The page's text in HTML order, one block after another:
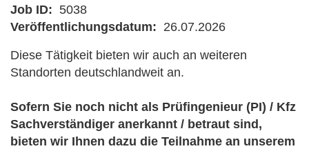
Job ID: 5038
Veröffentlichungsdatum: 26.07.2026
Diese Tätigkeit bieten wir auch an weiteren
Standorten deutschlandweit an.
Sofern Sie noch nicht als Prüfingenieur (PI) / Kfz
Sachverständiger anerkannt / betraut sind,
bieten wir Ihnen dazu die Teilnahme an unserem